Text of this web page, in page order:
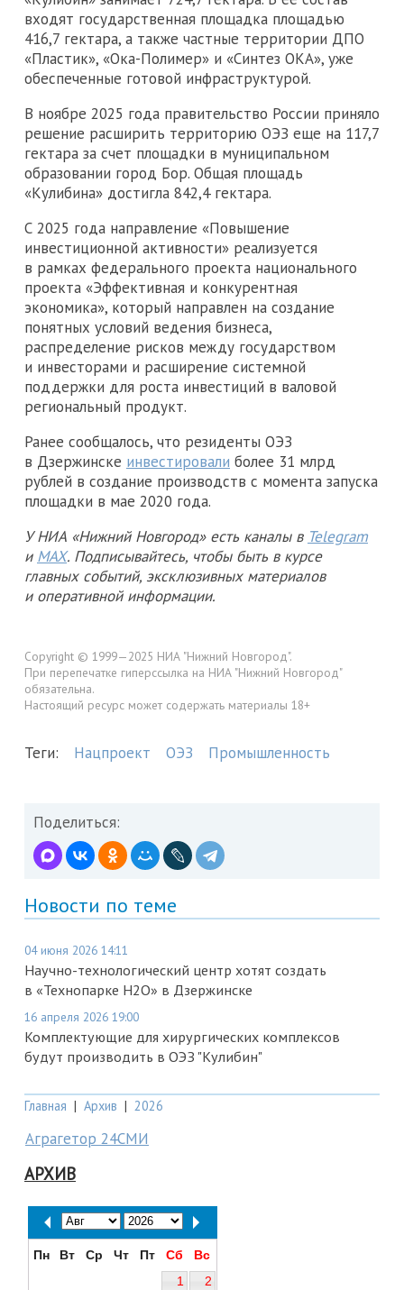
входят государственная площадка площадью
416,7 гектара, а также частные территории ДПО
«Пластик», «Ока-Полимер» и «Синтез ОКА», уже
обеспеченные готовой инфраструктурой.
В ноябре 2025 года правительство России приняло
решение расширить территорию ОЭЗ еще на 117,7
гектара за счет площадки в муниципальном
образовании город Бор. Общая площадь
«Кулибина» достигла 842,4 гектара.
С 2025 года направление «Повышение
инвестиционной активности» реализуется
в рамках федерального проекта национального
проекта «Эффективная и конкурентная
экономика», который направлен на создание
понятных условий ведения бизнеса,
распределение рисков между государством
и инвесторами и расширение системной
поддержки для роста инвестиций в валовой
региональный продукт.
Ранее сообщалось, что резиденты ОЭЗ
в Дзержинске инвестировали более 31 млрд
рублей в создание производств с момента запуска
площадки в мае 2020 года.
У НИА «Нижний Новгород» есть каналы в Telegram
и MAX. Подписывайтесь, чтобы быть в курсе
главных событий, эксклюзивных материалов
и оперативной информации.
Copyright © 1999—2025 НИА "Нижний Новгород".
При перепечатке гиперссылка на НИА "Нижний Новгород"
обязательна.
Настоящий ресурс может содержать материалы 18+
Теги: Нацпроект ОЭЗ Промышленность
Поделиться:
Новости по теме
04 июня 2026 14:11
Научно-технологический центр хотят создать
в «Технопарке Н2О» в Дзержинске
16 апреля 2026 19:00
Комплектующие для хирургических комплексов
будут производить в ОЭЗ "Кулибин"
Главная | Архив | 2026
Аграгетор 24СМИ
АРХИВ
Пн Вт Ср Чт Пт Сб
Вс
1
2